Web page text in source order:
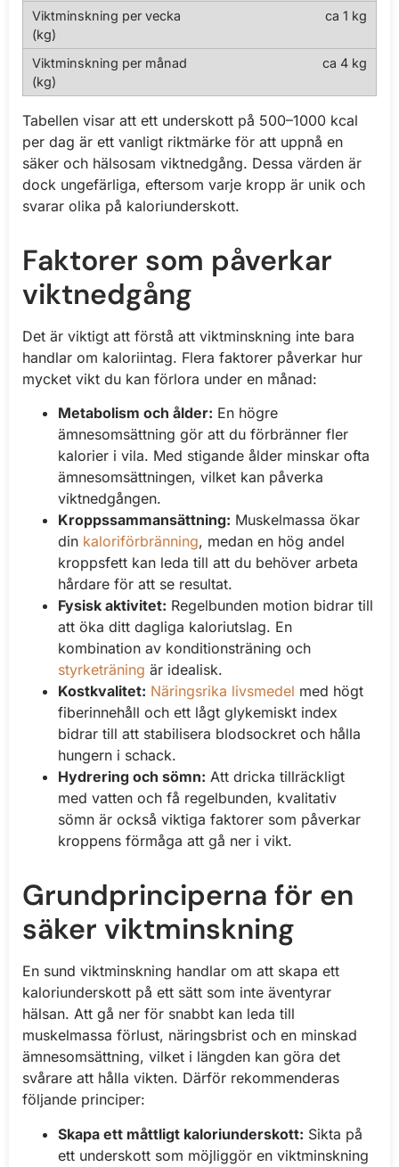
ca 1 kg
ca 4 kg
Tabellen visar att ett underskott på 500–1000 kcal
per dag är ett vanligt riktmärke för att uppnå en
säker och hälsosam viktnedgång. Dessa värden är
dock ungefärliga, eftersom varje kropp är unik och
svarar olika på kaloriunderskott.
Faktorer som påverkar
viktnedgång
Det är viktigt att förstå att viktminskning inte bara
handlar om kaloriintag. Flera faktorer påverkar hur
mycket vikt du kan förlora under en månad:
Metabolism och ålder: En högre
ämnesomsättning gör att du förbränner fler
kalorier i vila. Med stigande ålder minskar ofta
ämnesomsättningen, vilket kan påverka
viktnedgången.
Kroppssammansättning: Muskelmassa ökar
din kaloriförbränning, medan en hög andel
kroppsfett kan leda till att du behöver arbeta
hårdare för att se resultat.
Fysisk aktivitet: Regelbunden motion bidrar till
att öka ditt dagliga kaloriutslag. En
kombination av konditionsträning och
styrketräning är idealisk.
Kostkvalitet: Näringsrika livsmedel med högt
fiberinnehåll och ett lågt glykemiskt index
bidrar till att stabilisera blodsockret och hålla
hungern i schack.
Hydrering och sömn: Att dricka tillräckligt
med vatten och få regelbunden, kvalitativ
sömn är också viktiga faktorer som påverkar
kroppens förmåga att gå ner i vikt.
Grundprinciperna för en
säker viktminskning
En sund viktminskning handlar om att skapa ett
kaloriunderskott på ett sätt som inte äventyrar
hälsan. Att gå ner för snabbt kan leda till
muskelmassa förlust, näringsbrist och en minskad
ämnesomsättning, vilket i längden kan göra det
svårare att hålla vikten. Därför rekommenderas
följande principer:
Skapa ett måttligt kaloriunderskott: Sikta på
ett underskott som möjliggör en viktminskning